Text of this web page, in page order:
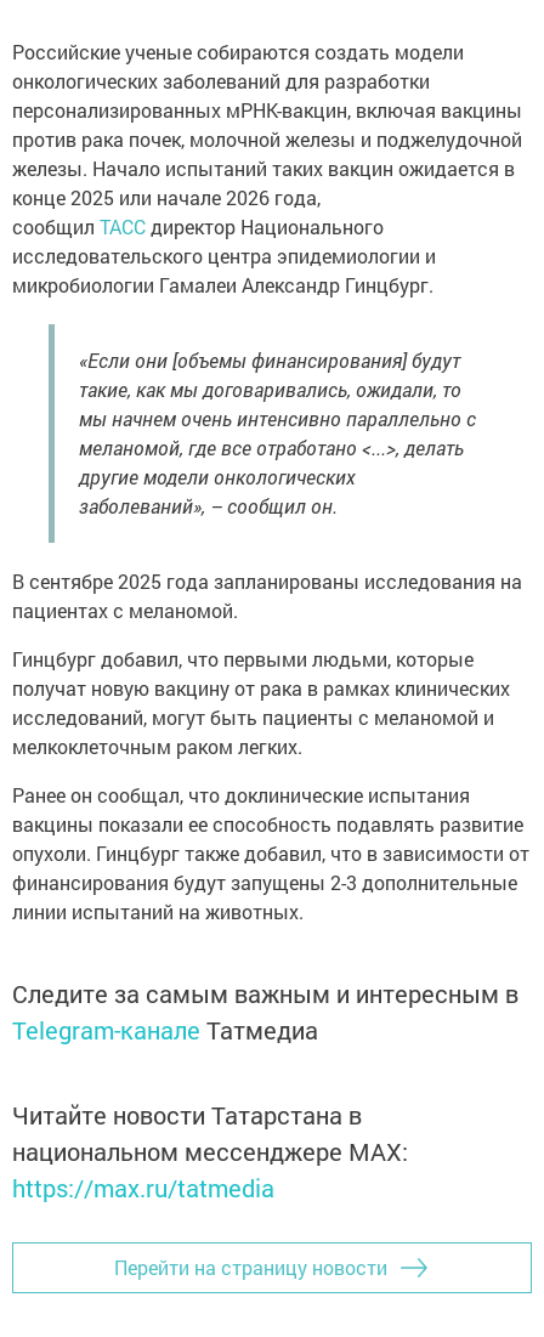
Российские ученые собираются создать модели
онкологических заболеваний для разработки
персонализированных мРНК-вакцин, включая вакцины
против рака почек, молочной железы и поджелудочной
железы. Начало испытаний таких вакцин ожидается в
конце 2025 или начале 2026 года,
сообщил ТАССдиректор Национального
исследовательского центра эпидемиологии и
микробиологии Гамалеи Александр Гинцбург.
«Если они [объемы финансирования] будут
такие, как мы договаривались, ожидали, то
мы начнем очень интенсивно параллельно с
меланомой, где все отработано <...>, делать
другие модели онкологических
заболеваний», – сообщил он.
В сентябре 2025 года запланированы исследования на
пациентах с меланомой.
Гинцбург добавил, что первыми людьми, которые
получат новую вакцину от рака в рамках клинических
исследований, могут быть пациенты с меланомой и
мелкоклеточным раком легких.
Ранее он сообщал, что доклинические испытания
вакцины показали ее способность подавлять развитие
опухоли. Гинцбург также добавил, что в зависимости от
финансирования будут запущены 2-3 дополнительные
линии испытаний на животных.
Следите за самым важным и интересным в
Telegram-канале Татмедиа
Читайте новости Татарстана в
национальном мессенджере MАХ:
https://max.ru/tatmedia
Перейти на страницу новости